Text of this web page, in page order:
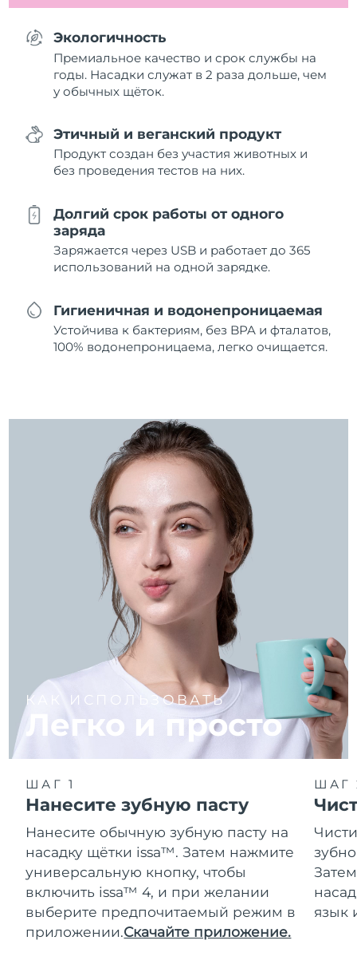
Экологичность
Премиальное качество и срок службы на
годы. Насадки служат в 2 раза дольше, чем
у обычных щёток.
Этичный и веганский продукт
Продукт создан без участия животных и
без проведения тестов на них.
Долгий срок работы от одного
заряда
Заряжается через USB и работает до 365
использований на одной зарядке.
Гигиеничная и водонепроницаемая
Устойчива к бактериям, без BPA и фталатов,
100% водонепроницаема, легко очищается.
КАК ИСПОЛЬЗОВАТЬ
Легко и просто
ШАГ 1
Нанесите зубную пасту
Нанесите обычную зубную пасту на
насадку щётки issa™. Затем нажмите
универсальную кнопку, чтобы
включить issa™ 4, и при желании
выберите предпочитаемый режим в
приложении.Скачайте приложение.
ШАГ
язык